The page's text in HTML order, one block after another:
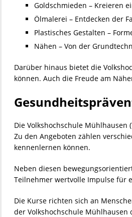
Goldschmieden – Kreieren
Ölmalerei – Entdecken der
Plastisches Gestalten –
Nähen – Von der
Darüber hinaus bietet die
können. Auch die Freude am
Die Volkshochschule
Zu den Angeboten zählen
kennenlernen können.
Neben diesen
Teilnehmer wertvolle Impulse für
Die Kurse richten sich an
der Volkshochschule Mühlhausen